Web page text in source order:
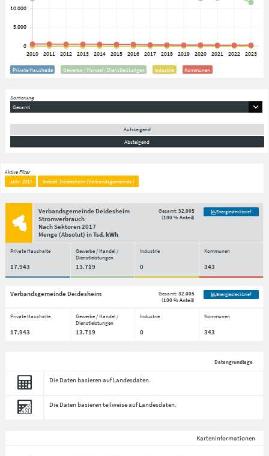
Private Haushalte Gewerbe / Handel / Dienstleistungen Industrie Kommunen
Sortierung
Gesamt
Aufsteigend
Absteigend
Aktive Filter
Jahr: 2017
Gebiet: Deidesheim (Verbandsgemeinde )
Verbandsgemeinde Deidesheim
Stromverbrauch
Nach Sektoren2017
Menge(Absolut) inTsd. kWh
Gesamt:32.005
(100 % Anteil)
Energiesteckbrief
Private Haushalte
Gewerbe / Handel /
Dienstleistungen
Industrie Kommunen
17.943 13.719 0 343
Verbandsgemeinde Deidesheim Gesamt:32.005
(100 % Anteil)
Energiesteckbrief
Private Haushalte
Gewerbe / Handel /
Dienstleistungen
Industrie Kommunen
17.943 13.719 0 343
Datengrundlage
Die Daten basieren auf Landesdaten.
Die Daten basieren teilweise auf Landesdaten.
Karteninformationen